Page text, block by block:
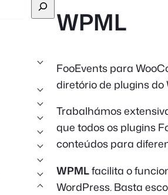
WPML
FooEvents para
diretório de plugins do
Trabalhámos
que todos os plugins
conteúdos para
WPMLfacilita o
WordPress. Basta